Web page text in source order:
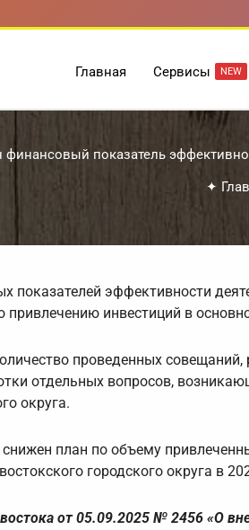
Главная Cервисы NEW
показатель
✦
показателей эффективности
привлечению инвестиций в
проведенных
отдельных вопросов,
округа.
план по объему
городского округа в
от 05.09.2025 № 2456 «О